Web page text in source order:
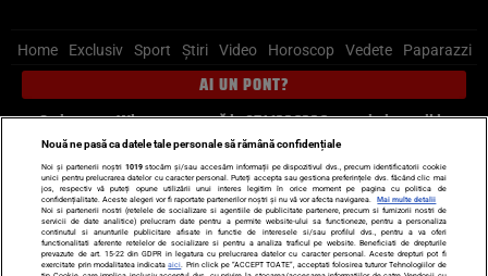
Home Exclusiv Sport Știri Video Horoscop Vedete Paparazzi
AI UN PONT?
Scrie-ne pe Whatsapp, sună la 0741226226 sau trimite mail la
pont@cancan.ro
Știri interne Știri externe
Politică
Ultimele stiri
Diete Insula Iubirii Dictionar de vise
LIFE STYLE
Horoscop
Nouă ne pasă ca datele tale personale să rămână confidențiale
Noi și partenerii noștri 1019stocăm și/sau accesăm informații pe dispozitivul dvs., precum identificatorii cookie
unici pentru prelucrarea datelor cu caracter personal. Puteți accepta sau gestiona preferințele dvs. făcând clic mai
jos, respectiv vă puteți opune utilizării unui interes legitim în orice moment pe pagina cu politica de
confidențialitate. Aceste alegeri vor fi raportate partenerilor noștri și nu vă vor afecta navigarea.
Mai multe detalii
Noi si partenerii nostri (retelele de socializare si agentiile de publicitate partenere, precum si furnizorii nostri de
servicii de date analitice) prelucram date pentru a permite website-ului sa functioneze, pentru a personaliza
continutul si anunturile publicitare afisate in functie de interesele si/sau profilul dvs., pentru a va oferi
functionalitati aferente retelelor de socializare si pentru a analiza traficul pe website. Beneficiati de drepturile
prevazute de art. 15-22 din GDPR in legatura cu prelucrarea datelor cu caracter personal. Aceste drepturi pot fi
exercitate prin modalitatea indicataaici . Prin click pe “ACCEPT TOATE”, acceptati folosirea tuturor Tehnologiilor de